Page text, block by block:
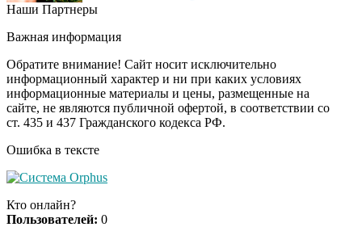
Этот танец невесты
Пересмотрела 10 раз
i
Ролик длится пару
секунд, но вы будете в
шоке от увиденного
Ролик из Омска: вы
Наши Партнеры
Важная информация
Обратите внимание! Сайт носит исключительно
информационный характер и ни при каких условиях
информационные материалы и цены, размещенные на
сайте, не являются публичной офертой, в соответствии со
ст. 435 и 437 Гражданского кодекса РФ.
Ошибка в тексте
Кто онлайн?
Пользователей: 0